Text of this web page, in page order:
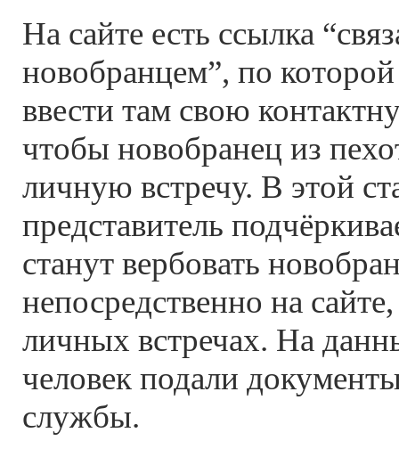
На сайте есть ссылка
новобранцем”, по
ввести там свою
чтобы новобранец из
личную встречу. В этой
представитель
станут вербовать
непосредственно на
личных встречах. На
человек подали
службы.